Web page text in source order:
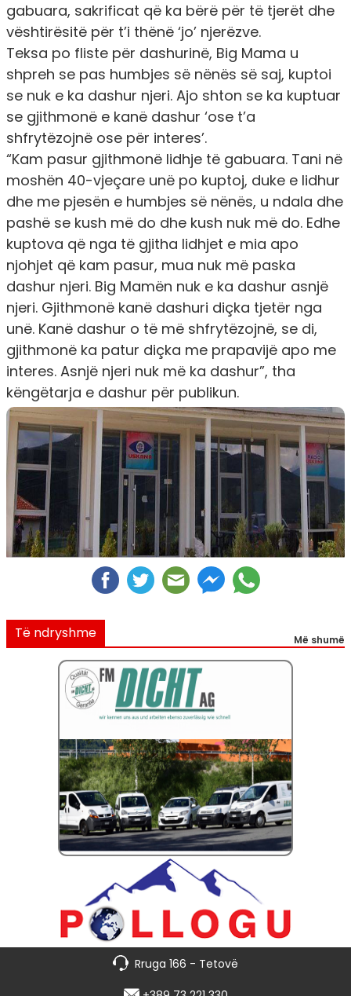
gabuara, sakrificat që ka bërë për të tjerët dhe
vështirësitë për t’i thënë ‘jo’ njerëzve.
Teksa po fliste për dashurinë, Big Mama u
shpreh se pas humbjes së nënës së saj, kuptoi
se nuk e ka dashur njeri. Ajo shton se ka kuptuar
se gjithmonë e kanë dashur ‘ose t’a
shfrytëzojnë ose për interes’.
“Kam pasur gjithmonë lidhje të gabuara. Tani në
moshën 40-vjeçare unë po kuptoj, duke e lidhur
dhe me pjesën e humbjes së nënës, u ndala dhe
pashë se kush më do dhe kush nuk më do. Edhe
kuptova që nga të gjitha lidhjet e mia apo
njohjet që kam pasur, mua nuk më paska
dashur njeri. Big Mamën nuk e ka dashur asnjë
njeri. Gjithmonë kanë dashuri diçka tjetër nga
unë. Kanë dashur o të më shfrytëzojnë, se di,
gjithmonë ka patur diçka me prapavijë apo me
interes. Asnjë njeri nuk më ka dashur”, tha
këngëtarja e dashur për publikun.
Të ndryshme Më shumë
Rruga 166 - Tetovë